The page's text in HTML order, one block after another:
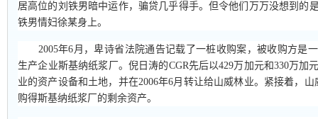
居高位的刘铁男暗中运作，骗贷几乎得手。但令他们万万没想到的
铁男情妇徐某身上。
2005年6月，卑诗省法院通告记载了一桩收购案，被收购方是
生产企业斯基纳纸浆厂。倪日涛的CGR先后以429万加元和330万加
业的资产设备和土地，并在2006年6月转让给山威林业。紧接着，山
购得斯基纳纸浆厂的剩余资产。